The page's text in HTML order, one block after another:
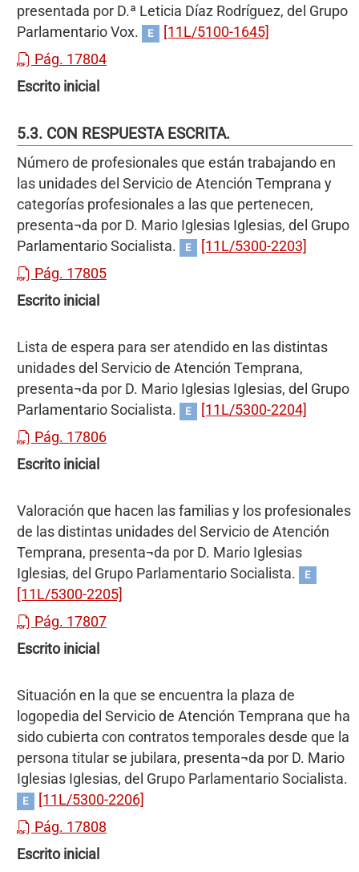
presentada por D.ª Leticia Díaz Rodríguez, del Grupo
Parlamentario Vox.
E
[11L/5100-1645]
Pág. 17804
Escrito inicial
5.3. CON RESPUESTA ESCRITA.
Número de profesionales que están trabajando en
las unidades del Servicio de Atención Temprana y
categorías profesionales a las que pertenecen,
presenta¬da por D. Mario Iglesias Iglesias, del Grupo
Parlamentario Socialista.
E
[11L/5300-2203]
Pág. 17805
Escrito inicial
Lista de espera para ser atendido en las distintas
unidades del Servicio de Atención Temprana,
presenta¬da por D. Mario Iglesias Iglesias, del Grupo
Parlamentario Socialista.
E
[11L/5300-2204]
Pág. 17806
Escrito inicial
Valoración que hacen las familias y los profesionales
de las distintas unidades del Servicio de Atención
Temprana, presenta¬da por D. Mario Iglesias
Iglesias, del Grupo Parlamentario Socialista.
E
[11L/5300-2205]
Pág. 17807
Escrito inicial
Situación en la que se encuentra la plaza de
logopedia del Servicio de Atención Temprana que ha
sido cubierta con contratos temporales desde que la
persona titular se jubilara, presenta¬da por D. Mario
Iglesias Iglesias, del Grupo Parlamentario Socialista.
E
[11L/5300-2206]
Pág. 17808
Escrito inicial